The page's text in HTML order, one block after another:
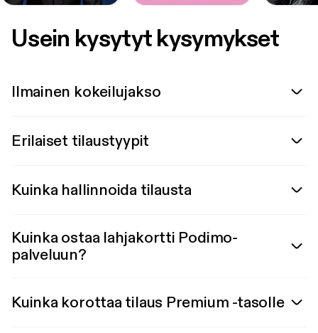
Usein kysytyt kysymykset
Ilmainen kokeilujakso
Erilaiset tilaustyypit
Kuinka hallinnoida tilausta
Kuinka ostaa lahjakortti Podimo-
palveluun?
Kuinka korottaa tilaus Premium -tasolle